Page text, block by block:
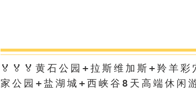
🏅🏅🏅黄石公园+拉斯维加斯+羚羊
家公园+盐湖城+西峡谷8天高端休闲